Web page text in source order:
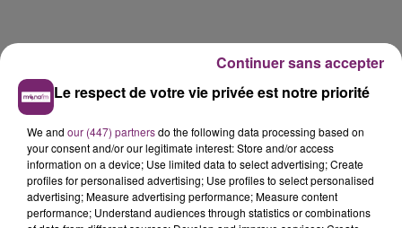
Le respect de votre vie privée est notre priorité
We and our (447) partnersdo the following data processing based on
your consent and/or our legitimate interest: Store and/or access
information on a device; Use limited data to select advertising; Create
profiles for personalised advertising; Use profiles to select personalised
advertising; Measure advertising performance; Measure content
performance; Understand audiences through statistics or combinations
Continuer sans accepter